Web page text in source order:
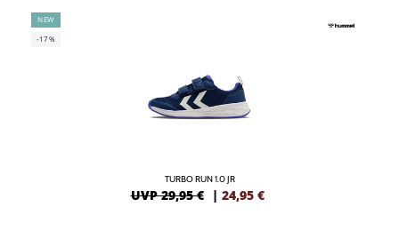
NEW
-17%
TURBO RUN 1.0 JR
UVP 29,95 € | 24,95 €